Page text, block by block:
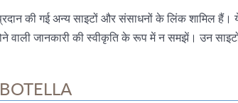
प्रदान की गई अन्य साइटों और संसाधनों के लिंक
वाली जानकारी की स्वीकृति के रूप में न समझें। उन